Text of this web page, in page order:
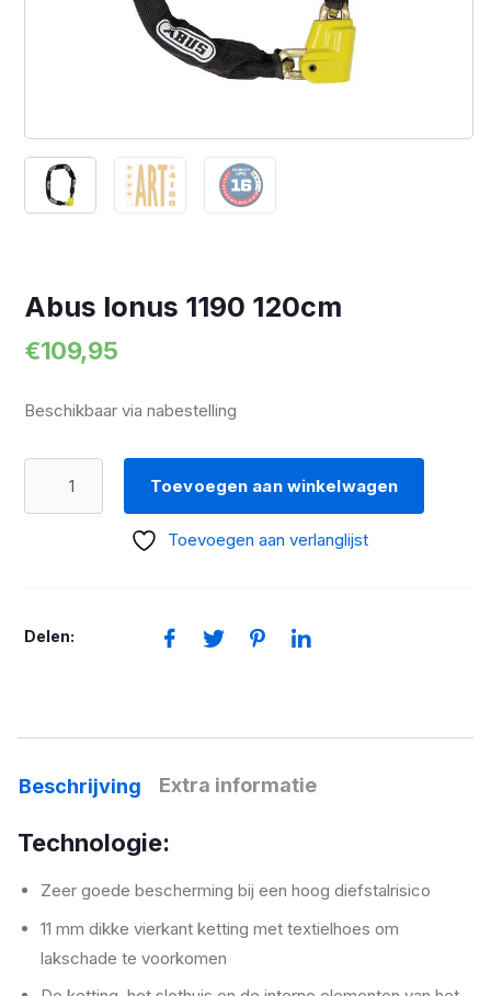
Abus Ionus 1190 120cm
€109,95
Beschikbaar via nabestelling
Toevoegen aan winkelwagen
Toevoegen aan verlanglijst
Delen:
Beschrijving Extra informatie
Technologie:
Zeer goede bescherming bij een hoog diefstalrisico
11 mm dikke vierkant ketting met textielhoes om
lakschade te voorkomen